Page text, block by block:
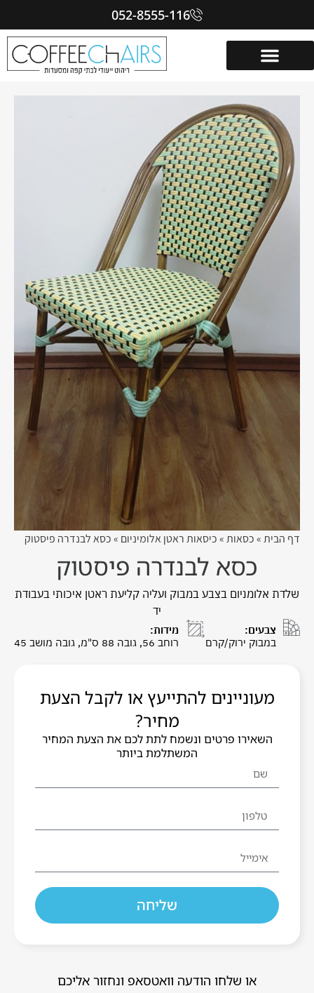
052-8555-116
דף הבית»כסאות»כיסאות ראטן אלומיניום »כסא לבנדרה פיסטוק
כסא לבנדרה פיסטוק
שלדת אלומניום בצבע במבוק ועליה קליעת ראטן איכותי בעבודת
יד
צבעים:
במבוק ירוק/קרם
מידות:
רוחב 56, גובה 88 ס"מ, גובה מושב 45
מעוניינים להתייעץ או לקבל הצעת
מחיר?
השאירו פרטים ונשמח לתת לכם את הצעת המחיר
המשתלמת ביותר
שליחה
או שלחו הודעה וואטסאפ ונחזור אליכם